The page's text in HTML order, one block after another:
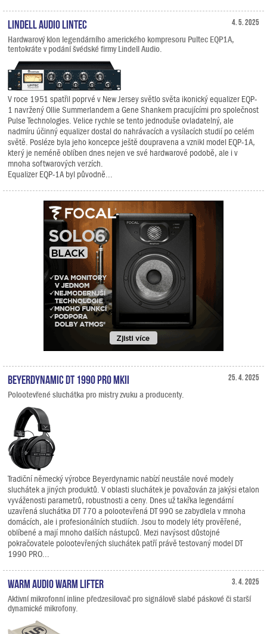
4. 5. 2025
Lindell Audio LiNTEC
Hardwarový klon legendárního amerického kompresoru Pultec EQP1A,
tentokráte v podání švédské firmy Lindell Audio.
V roce 1951 spatřil poprvé v New Jersey světlo světa ikonický equalizer EQP-
1 navržený Ollie Summerlandem a Gene Shankem pracujícími pro společnost
Pulse Technologies. Velice rychle se tento jednoduše ovladatelný, ale
nadmíru účinný equalizer dostal do nahrávacích a vysílacích studií po celém
světě. Posléze byla jeho koncepce ještě doupravena a vznikl model EQP-1A,
který je neméně oblíben dnes nejen ve své hardwarové podobě, ale i v
mnoha softwarových verzích.
Equalizer EQP-1A byl původně...
25. 4. 2025
Beyerdynamic DT 1990 PRO MKII
Polootevřené sluchátka pro mistry zvuku a producenty.
Tradiční německý výrobce Beyerdynamic nabízí neustále nové modely
sluchátek a jiných produktů. V oblasti sluchátek je považován za jakýsi etalon
vyváženosti parametrů, robustnosti a ceny. Dnes už takřka legendární
uzavřená sluchátka DT 770 a polootevřená DT 990 se zabydlela v mnoha
domácích, ale i profesionálních studiích. Jsou to modely léty prověřené,
oblíbené a mají mnoho dalších nástupců. Mezi navýsost důstojné
pokračovatele polootevřených sluchátek patří právě testovaný model DT
1990 PRO...
3. 4. 2025
Warm Audio Warm Lifter
Aktivní mikrofonní inline předzesilovač pro signálově slabé páskové či starší
dynamické mikrofony.